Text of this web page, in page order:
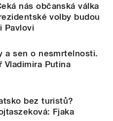
nás občanská válka
volby budou
Pavlovi
a sen o nesmrtelnosti.
Vladimira Putina
bez turistů?
Fjaka